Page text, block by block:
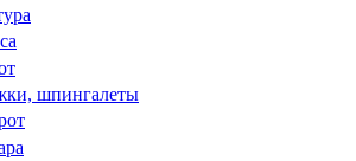
шпингалеты